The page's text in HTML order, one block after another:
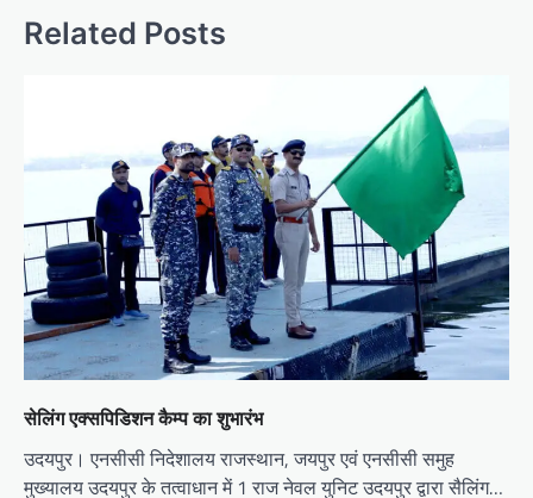
Related Posts
सेलिंग एक्सपिडिशन कैम्प का शुभारंभ
उदयपुर। एनसीसी निदेशालय राजस्थान, जयपुर एवं एनसीसी समुह
मुख्यालय उदयपुर के तत्वाधान में 1 राज नेवल युनिट उदयपुर द्वारा सैलिंग…